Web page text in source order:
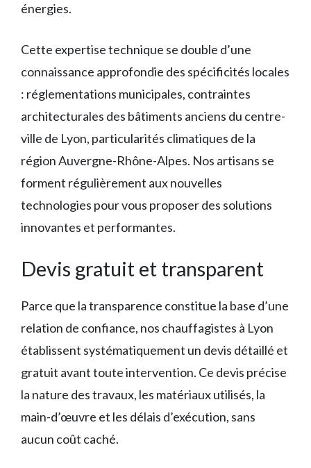
énergies.
Cette expertise technique se double d’une
connaissance approfondie des spécificités locales
: réglementations municipales, contraintes
architecturales des bâtiments anciens du centre-
ville de Lyon, particularités climatiques de la
région Auvergne-Rhône-Alpes. Nos artisans se
forment régulièrement aux nouvelles
technologies pour vous proposer des solutions
innovantes et performantes.
Devis gratuit et transparent
Parce que la transparence constitue la base d’une
relation de confiance, nos chauffagistes à Lyon
établissent systématiquement un devis détaillé et
gratuit avant toute intervention. Ce devis précise
la nature des travaux, les matériaux utilisés, la
main-d’œuvre et les délais d’exécution, sans
aucun coût caché.